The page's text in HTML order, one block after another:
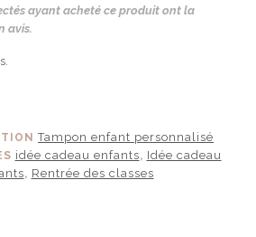
ayant acheté ce produit ont la
avis.
Tampon enfant personnalisé
idée cadeau enfants, Idée cadeau
, Rentrée des classes